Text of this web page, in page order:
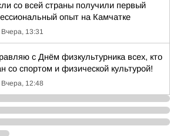
со всей страны получили первый
опыт на Камчатке
Вчера, 13:31
с Днём физкультурника всех, кто
со спортом и физической культурой!
Вчера, 12:48